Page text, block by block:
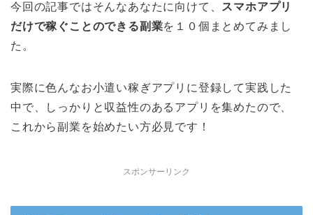
今回の記事ではそんなあなたに向けて、 スマホアプリ
だけで稼ぐことのできる副業を１０個まとめてみまし
た。
実際に色んなお小遣い稼ぎアプリに登録して実践した
中で、しっかりと収益性のあるアプリを集めたので、
これから副業を始めたい方必見です！
スポンサーリンク